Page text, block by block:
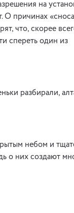
на
О причинах
что, скорее
спереть один из
разбирали,
небом и
о них создают